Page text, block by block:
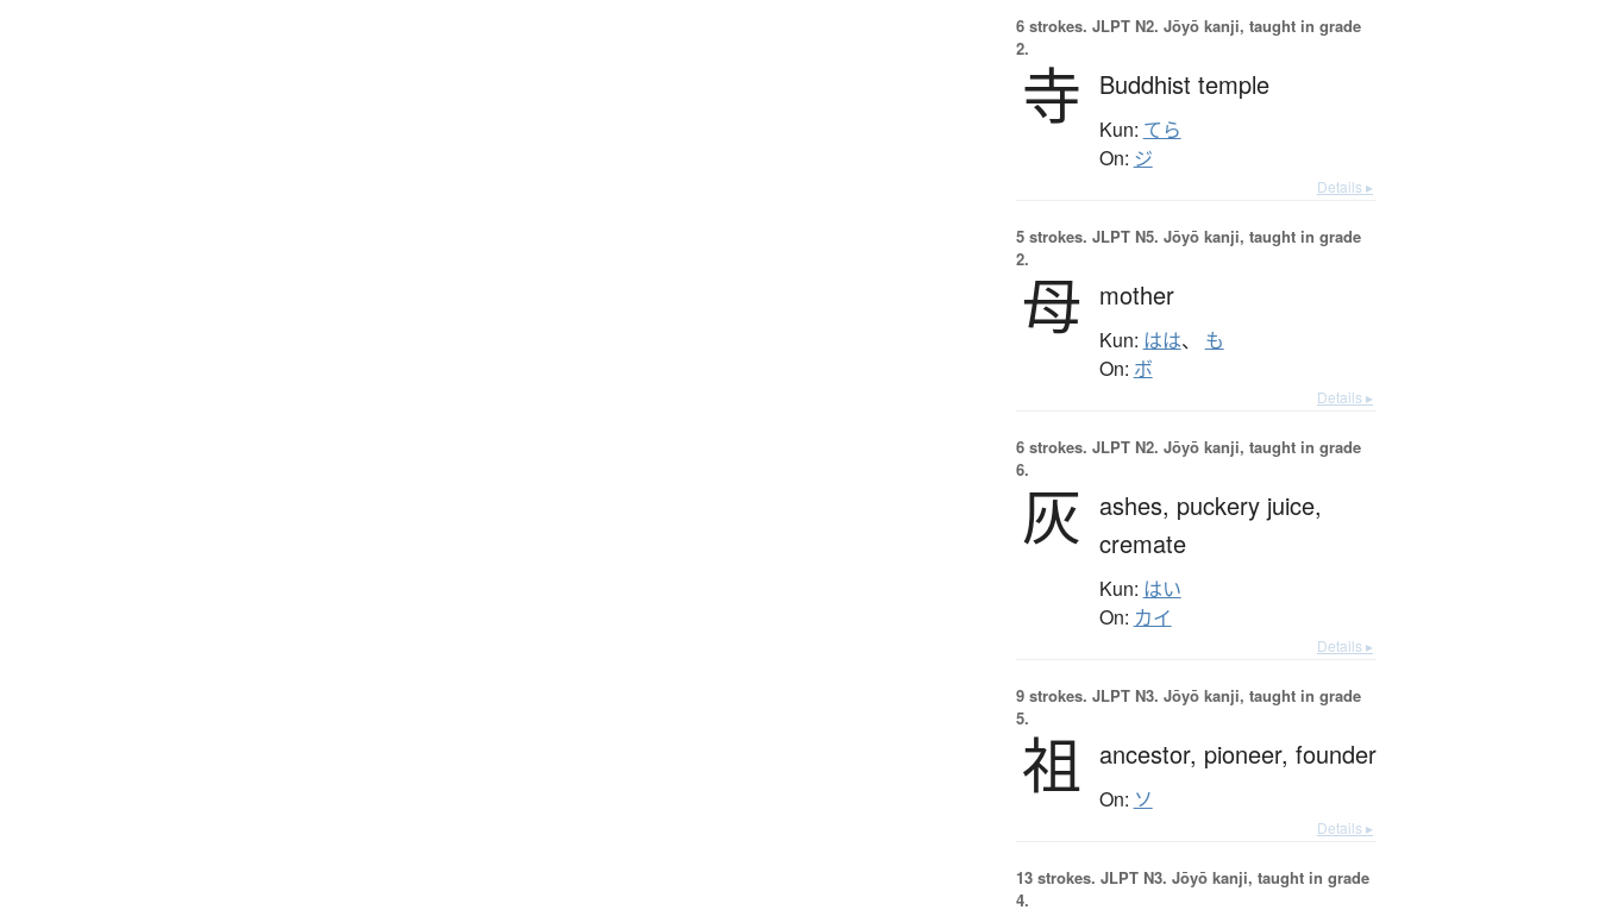
6 strokes. JLPT N2. Jōyō kanji, taught in grade
2.
寺 Buddhist temple
Kun: てら
On: ジ
Details ▸
5 strokes. JLPT N5. Jōyō kanji, taught in grade
2.
母 mother
Kun: はは、 も
On: ボ
Details ▸
6 strokes. JLPT N2. Jōyō kanji, taught in grade
6.
灰 ashes, puckery juice,
cremate
Kun: はい
On: カイ
Details ▸
9 strokes. JLPT N3. Jōyō kanji, taught in grade
5.
祖 ancestor, pioneer, founder
On: ソ
Details ▸
13 strokes. JLPT N3. Jōyō kanji, taught in grade
4.